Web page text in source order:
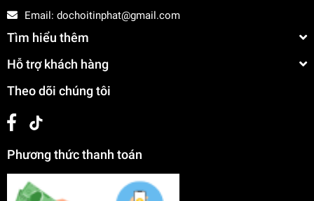
Email: dochoitinphat@gmail.com
Tìm hiểu thêm
Hỗ trợ khách hàng
Theo dõi chúng tôi
Phương thức thanh toán